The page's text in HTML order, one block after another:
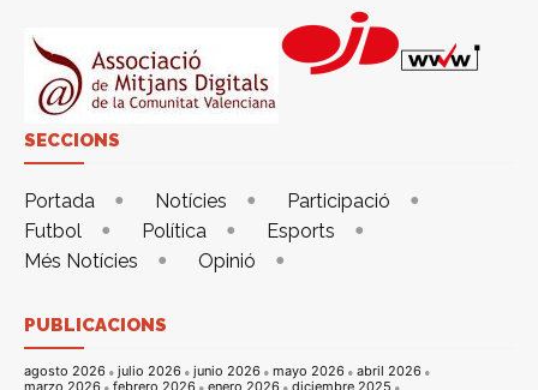
SECCIONS
Portada Notícies
Participació
Futbol
Política
Esports
Més Notícies
Opinió
PUBLICACIONS
agosto 2026 julio 2026 junio 2026 mayo 2026
abril 2026
marzo 2026
febrero 2026 enero 2026 diciembre 2025